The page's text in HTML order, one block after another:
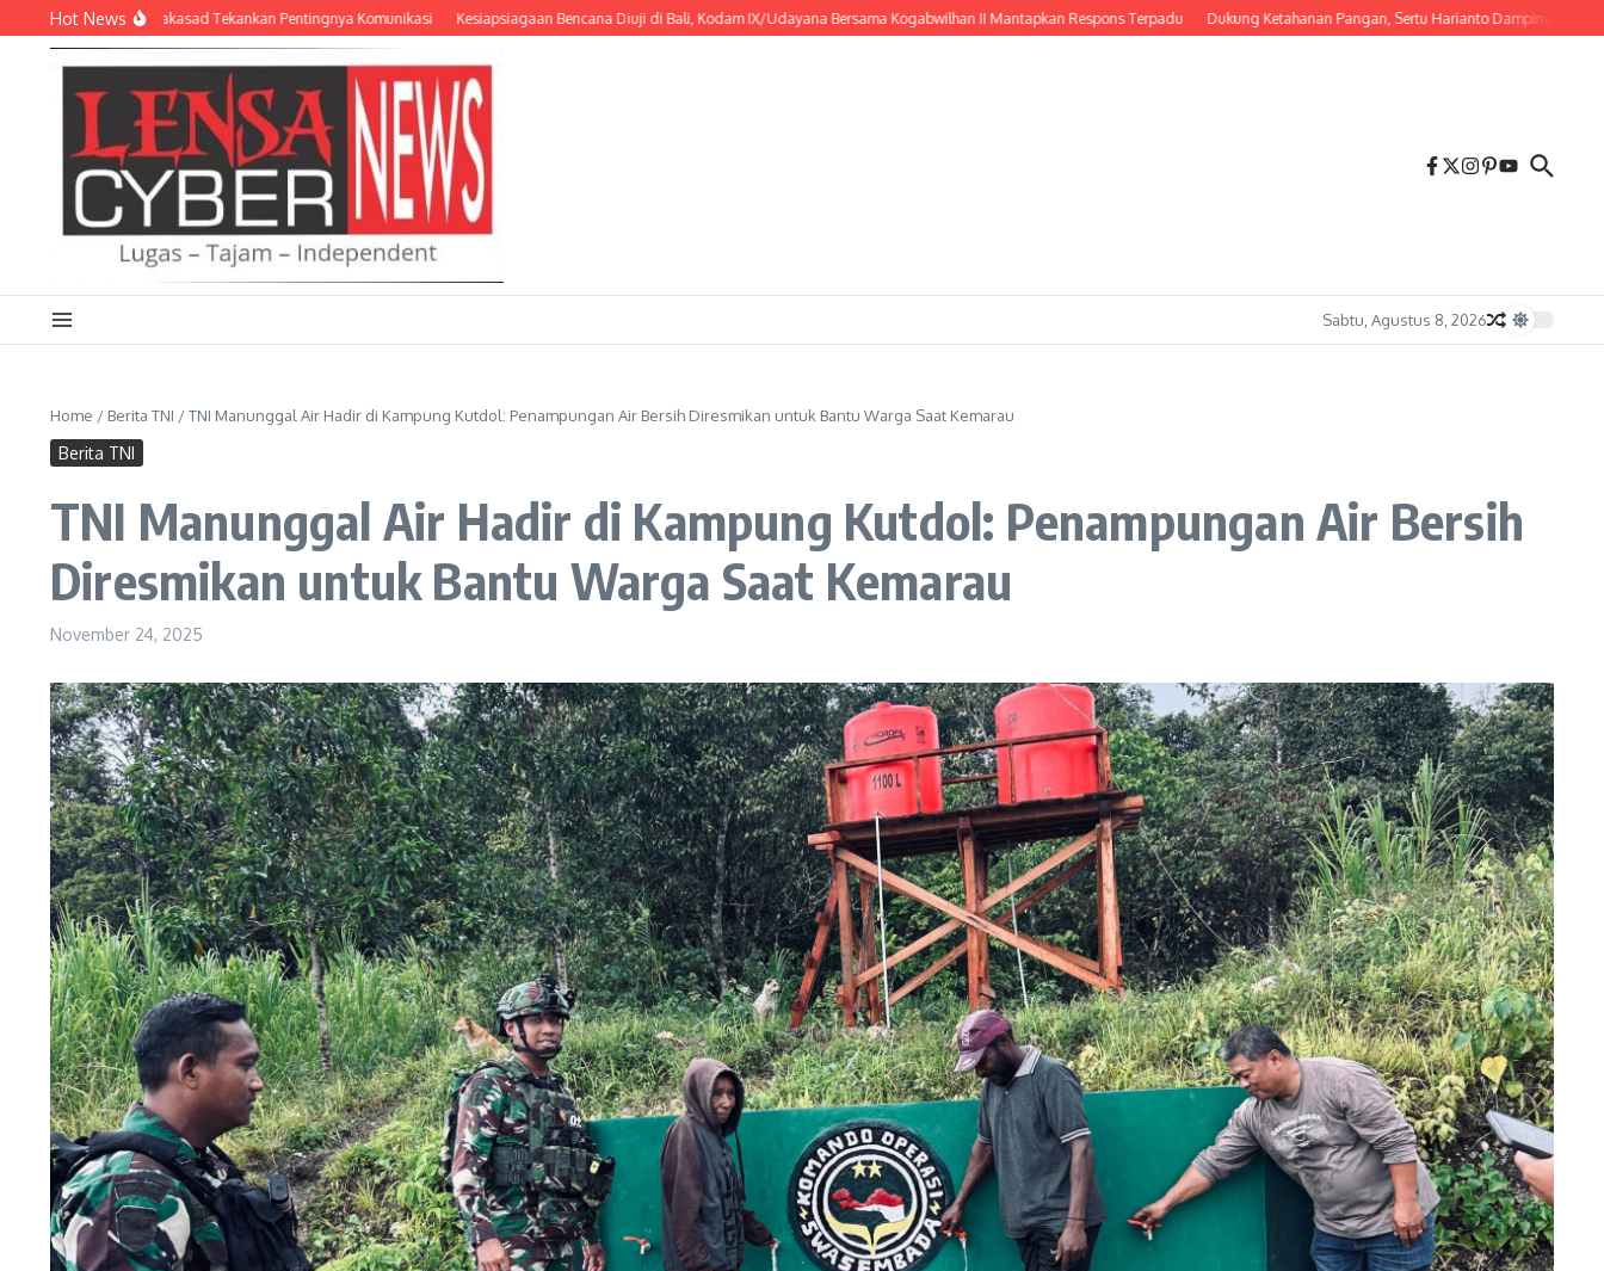
Lewati ke konten
Hot News
Dansatkowil, Wakasad Tekankan Pentingnya Komunikasi Kesiapsiagaan Bencana Diuji di Bali, Kodam IX/Udayana Bersama Kogabwilhan II Mantapkan Respons Terpadu Dukung Ketahanan Pangan, Sertu Harianto Dampingi Petani
Sabtu, Agustus 8, 2026
Home / Berita TNI /TNI Manunggal Air Hadir di Kampung Kutdol: Penampungan Air Bersih Diresmikan untuk Bantu Warga Saat Kemarau
Berita TNI
TNI Manunggal Air Hadir di Kampung Kutdol: Penampungan Air Bersih
Diresmikan untuk Bantu Warga Saat Kemarau
November 24, 2025